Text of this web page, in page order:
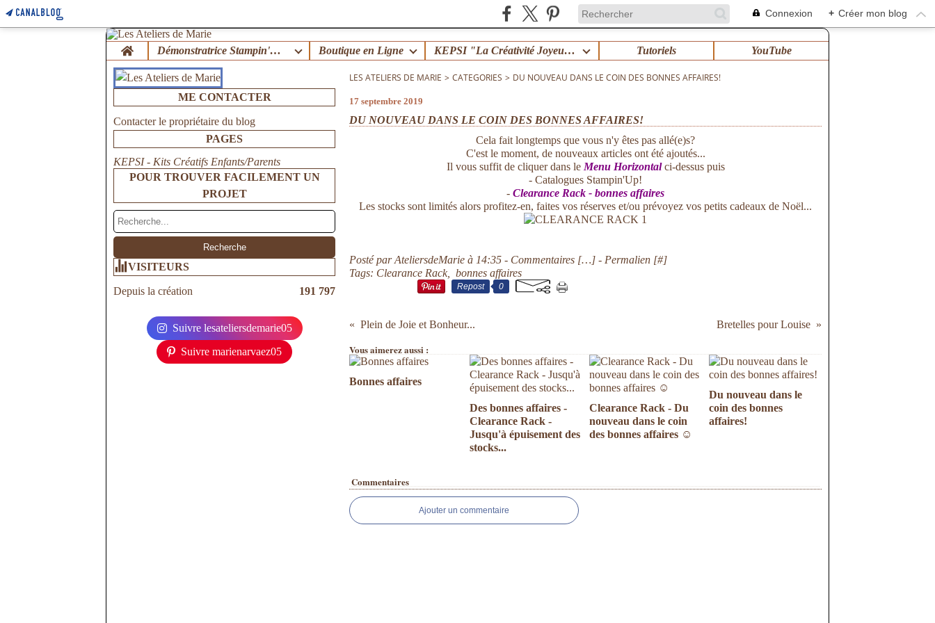
Connexion + Créer mon blog
Home Démonstratrice Stampin'Up ! Boutique en Ligne KEPSI "La Créativité Joyeuse en Famille" ! Tutoriels YouTube
ME CONTACTER
Contacter le propriétaire du blog
PAGES
KEPSI - Kits Créatifs Enfants/Parents
POUR TROUVER FACILEMENT UN
PROJET
VISITEURS
Depuis la création 191 797
Suivre lesateliersdemarie05
Suivre marienarvaez05
LES ATELIERS DE MARIE > CATEGORIES > DU NOUVEAU DANS LE COIN DES BONNES AFFAIRES!
17 septembre 2019
DU NOUVEAU DANS LE COIN DES BONNES AFFAIRES!
Cela fait longtemps que vous n'y êtes pas allé(e)s?
C'est le moment, de nouveaux articles ont été ajoutés...
Il vous suffit de cliquer dans le Menu Horizontalci-dessus puis
- Catalogues Stampin'Up!
-Clearance Rack - bonnes affaires
Les stocks sont limités alors profitez-en, faites vos réserves et/ou prévoyez vos petits cadeaux de Noël...
Posté par AteliersdeMarie à 14:35 - Commentaires […] - Permalien [#]
Tags: Clearance Rack,bonnes affaires
Repost 0
Plein de Joie et Bonheur... Bretelles pour Louise
Vous aimerez aussi :
Bonnes affaires
Des bonnes affaires -
Clearance Rack -
Jusqu'à épuisement des
stocks...
Clearance Rack - Du
nouveau dans le coin
des bonnes affaires ☺
Du nouveau dans le
coin des bonnes
affaires!
Commentaires
Ajouter un commentaire